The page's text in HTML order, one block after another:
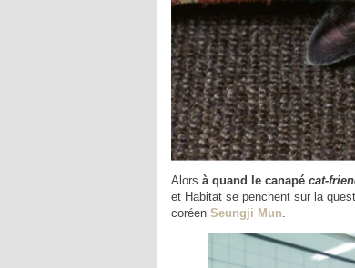
Alors à quand le canapé cat-
et Habitat se penchent sur la
coréen Seungji Mun.